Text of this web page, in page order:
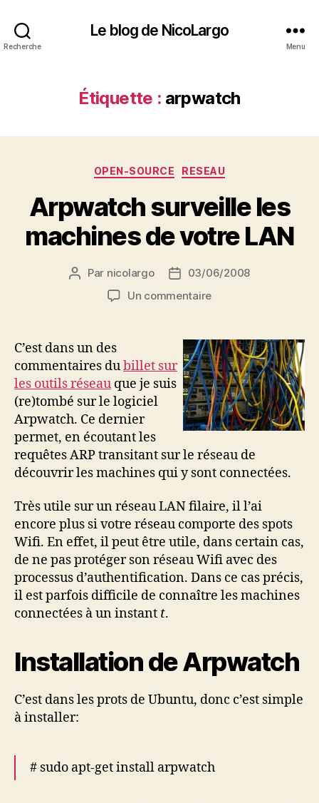
Recherche
Le blog de NicoLargo
Menu
Étiquette : arpwatch
Catégories
OPEN-SOURCE RESEAU
Arpwatch surveille les
machines de votre LAN
Auteur
Par nicolargo
Date03/06/2008
Un commentairesur
les
machines
de
votre
LAN
C’est dans un des
commentaires dubillet sur
les outils réseau que je suis
(re)tombé sur le logiciel
Arpwatch. Ce dernier
permet, en écoutant les
requêtes ARP transitant sur le réseau de
découvrir les machines qui y sont connectées.
Très utile sur un réseau LAN filaire, il l’ai
encore plus si votre réseau comporte des spots
Wifi. En effet, il peut être utile, dans certain cas,
de ne pas protéger son réseau Wifi avec des
processus d’authentification. Dans ce cas précis,
il est parfois difficile de connaître les machines
connectées à un instant t.
Installation de Arpwatch
C’est dans les prots de Ubuntu, donc c’est simple
à installer:
# sudo apt-get install arpwatch